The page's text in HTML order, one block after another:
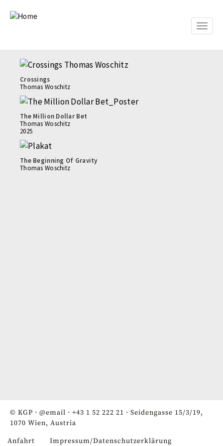
Toggle
Crossings
Thomas Woschitz
The Million Dollar Bet
Thomas Woschitz
2025
The Beginning Of Gravity
Thomas Woschitz
© KGP · @email · +43 1 52 222 21 · Seidengasse 15/3/19,
1070 Wien, Austria
Anfahrt Impressum/Datenschutzerklärung